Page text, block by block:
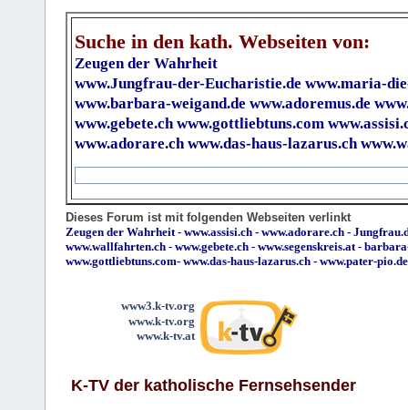
Suche in den kath. Webseiten von:
Zeugen der Wahrheit
www.Jungfrau-der-Eucharistie.de www.maria-
www.barbara-weigand.de www.adoremus.de
www.gebete.ch www.gottliebtuns.com
www.adorare.ch www.das-haus-lazarus.ch
Dieses Forum ist mit folgenden Webseiten verlinkt
Zeugen der Wahrheit - www.assisi.ch - www.adorare.ch -
www.wallfahrten.ch - www.gebete.ch - www.segenskreis.at -
www.gottliebtuns.com- www.das-haus-lazarus.ch - www.pater-pio.de
www3.k-tv.org
www.k-tv.org
www.k-tv.at
K-TV der katholische Fernsehsender